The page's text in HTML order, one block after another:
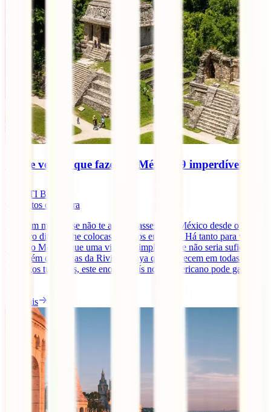
O que ver e o que fazer no México: 9 imperdíveis
IATI Blog
minutos de leitura
Seria um milagre se não te apaixonasses pelo México desde o
primeiro dia que lhe colocas os olhos em cima. Há tanto para ver e
fazer no México que uma viagem simplesmente não seria suficiente.
Para além das praias da Riviera Maya que aparecem em todas os
catálogos turísticos, este enorme país norte-americano pode gabar-se
Ler mais